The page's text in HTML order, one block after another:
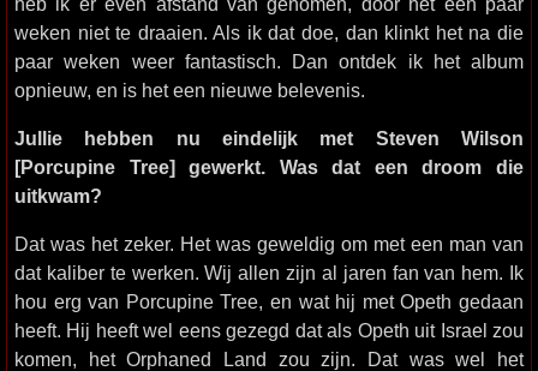
weken niet te draaien. Als ik dat doe, dan klinkt het na die
paar weken weer fantastisch. Dan ontdek ik het album
opnieuw, en is het een nieuwe belevenis.
Jullie hebben nu eindelijk met Steven Wilson
[Porcupine Tree] gewerkt. Was dat een droom die
uitkwam?
Dat was het zeker. Het was geweldig om met een man van
dat kaliber te werken. Wij allen zijn al jaren fan van hem. Ik
hou erg van Porcupine Tree, en wat hij met Opeth gedaan
heeft. Hij heeft wel eens gezegd dat als Opeth uit Israel zou
komen, het Orphaned Land zou zijn. Dat was wel het